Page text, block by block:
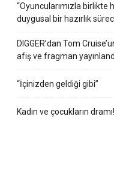
“Oyuncularımızla
duygusal bir hazırlık
DIGGER’dan Tom
afiş ve fragman
“İçinizden geldiği gibi”
Kadın ve çocukların dramı!